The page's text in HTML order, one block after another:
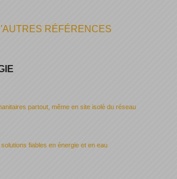
RÉFÉRENCES
partout, même en site isolé du réseau
fiables en énergie et en eau